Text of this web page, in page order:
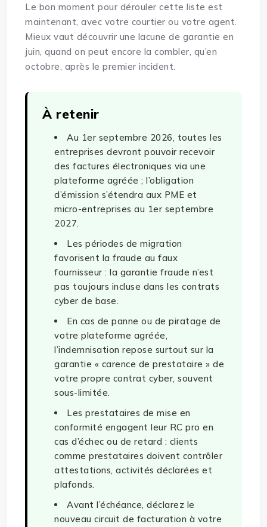
Le bon moment pour dérouler cette liste est
maintenant, avec votre courtier ou votre agent.
Mieux vaut découvrir une lacune de garantie en
juin, quand on peut encore la combler, qu’en
octobre, après le premier incident.
À retenir
Au 1er septembre 2026, toutes les
entreprises devront pouvoir recevoir
des factures électroniques via une
plateforme agréée ; l’obligation
d’émission s’étendra aux PME et
micro-entreprises au 1er septembre
2027.
Les périodes de migration
favorisent la fraude au faux
fournisseur : la garantie fraude n’est
pas toujours incluse dans les contrats
cyber de base.
En cas de panne ou de piratage de
votre plateforme agréée,
l’indemnisation repose surtout sur la
garantie « carence de prestataire » de
votre propre contrat cyber, souvent
sous-limitée.
Les prestataires de mise en
conformité engagent leur RC pro en
cas d’échec ou de retard : clients
comme prestataires doivent contrôler
attestations, activités déclarées et
plafonds.
Avant l’échéance, déclarez le
nouveau circuit de facturation à votre